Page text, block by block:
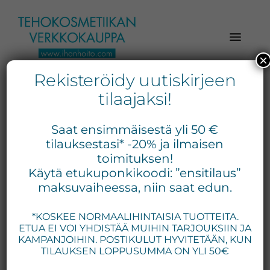
pääsisältöön
ensisijaiseen
sivupalkkiin
alatunnisteeseen
Ihonhoito.com
Kosmetiikan
verkkokauppa
Tilaa
tänään
Verkkokaupasta
tuotteet:
Exuviance,
Medik8,
Priori,
Bion,
Gernétic,
kemiallinen kuorinta
Näytetään ainoa tulos
Rekisteröidy uutiskirjeen
tilaajaksi!
Saat ensimmäisestä yli 50 €
tilauksestasi* -20% ja ilmaisen
toimituksen!
Käytä etukuponkikoodi: ”ensitilaus”
maksuvaiheessa, niin saat edun.
*KOSKEE NORMAALIHINTAISIA TUOTTEITA.
ETUA EI VOI YHDISTÄÄ MUIHIN TARJOUKSIIN JA
KAMPANJOIHIN. POSTIKULUT HYVITETÄÄN, KUN
TILAUKSEN LOPPUSUMMA ON YLI 50€
×